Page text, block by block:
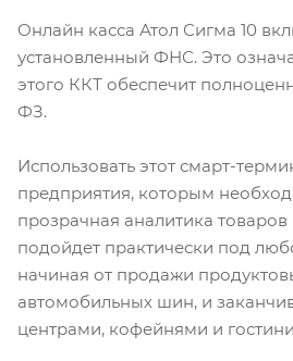
Онлайн касса Атол Сигма 10
установленный ФНС. Это
этого ККТ обеспечит
ФЗ.
Использовать этот смарт-
предприятия, которым
прозрачная аналитика товаров
подойдет практически под
начиная от продажи
автомобильных шин, и
центрами, кофейнями и